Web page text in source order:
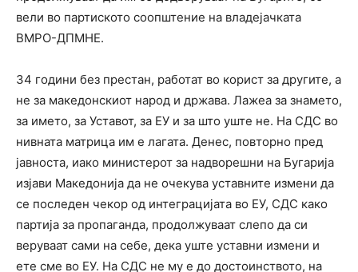
вели во партиското соопштение на владејачката
ВМРО-ДПМНЕ.
34 години без престан, работат во корист за другите, а
не за македонскиот народ и држава. Лажеа за знамето,
за името, за Уставот, за ЕУ и за што уште не. На СДС во
нивната матрица им е лагата. Денес, повторно пред
јавноста, иако министерот за надворешни на Бугарија
изјави Македонија да не очекува уставните измени да
се последен чекор од интеграцијата во ЕУ, СДС како
партија за пропаганда, продолжуваат слепо да си
веруваат сами на себе, дека уште уставни измени и
ете сме во ЕУ. На СДС не му е до достоинството, на